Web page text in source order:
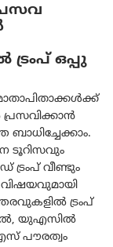
ഒപ്പു
ടൂറിസവും
വീണ്ടും
വിഷയവുമായി
ട്രംപ്
യുഎസിൽ
പൗരത്വം